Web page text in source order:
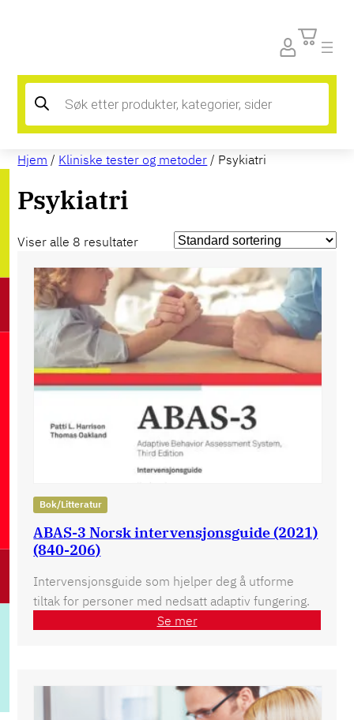
Products
search
Hjem / Kliniske tester og metoder / Psykiatri
Psykiatri
Viser alle 8 resultater
Bok/Litteratur
ABAS-3 Norsk intervensjonsguide (2021)
(840-206)
Intervensjonsguide som hjelper deg å utforme
tiltak for personer med nedsatt adaptiv fungering.
Se mer